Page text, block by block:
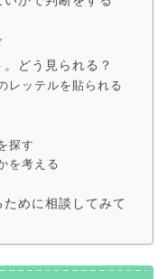
どう見られる？
レッテルを貼られる
探す
を考える
ために相談してみて